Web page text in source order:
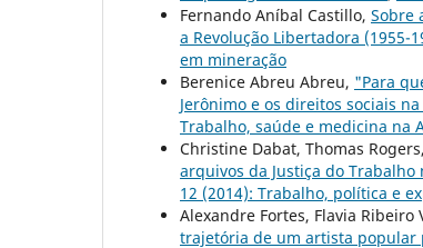
Fernando Aníbal Castillo, Sobre
a Revolução Libertadora (1955-
em mineração
Berenice Abreu Abreu, "Para
Jerônimo e os direitos sociais
Trabalho, saúde e medicina na
Christine Dabat, Thomas Rogers,
arquivos da Justiça do
12 (2014): Trabalho, política e
Alexandre Fortes, Flavia Ribeiro
trajetória de um artista popular